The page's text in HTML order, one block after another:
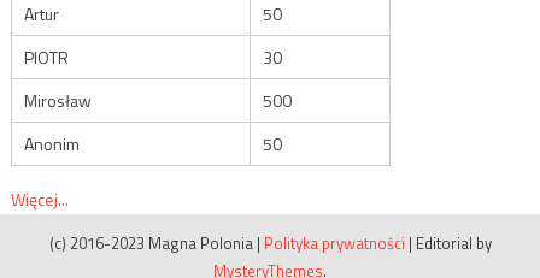
Artur
50
PIOTR
30
Mirosław
500
Anonim
50
Więcej...
(c) 2016-2023 Magna Polonia | Polityka prywatności | Editorial by
MysteryThemes.